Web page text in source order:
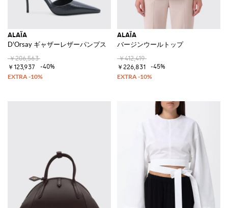
ALAÏA
D'Orsay ギャザーレザーパンプス
￥206,563
￥123,937
-40%
ALAÏA
バージンウールトップ
￥412,419
￥226,831
-45%